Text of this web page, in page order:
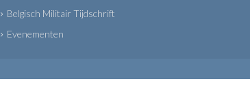
Belgisch Militair Tijdschrift
Evenementen